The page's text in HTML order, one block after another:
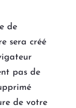
de
sera créé
pas de
de votre